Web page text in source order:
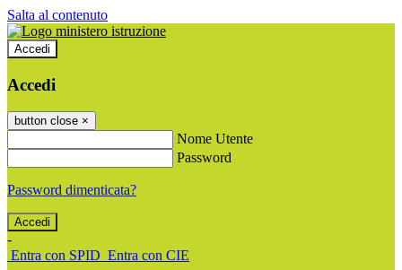
Salta al contenuto
Accedi
Accedi
button close ×
Nome Utente
Password
Password dimenticata?
-
Entra con SPID Entra con CIE